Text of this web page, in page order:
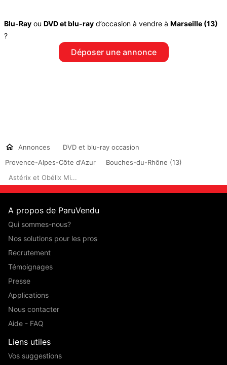
Blu-Ray ou DVD et blu-ray d’occasion à vendre à Marseille (13)
?
Déposer une annonce
Annonces
DVD et blu-ray occasion
Provence-Alpes-Côte d'Azur
Bouches-du-Rhône (13)
Astérix et Obélix Mi...
A propos de ParuVendu
Qui sommes-nous?
Nos solutions pour les pros
Recrutement
Témoignages
Presse
Applications
Nous contacter
Aide - FAQ
Liens utiles
Vos suggestions